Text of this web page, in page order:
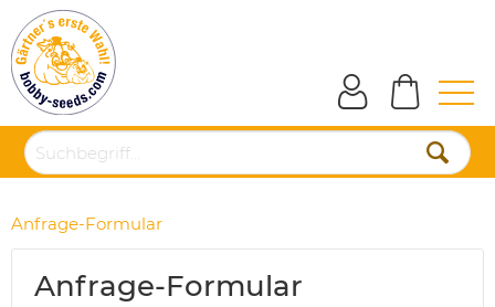
Anfrage-Formular
Anfrage-Formular